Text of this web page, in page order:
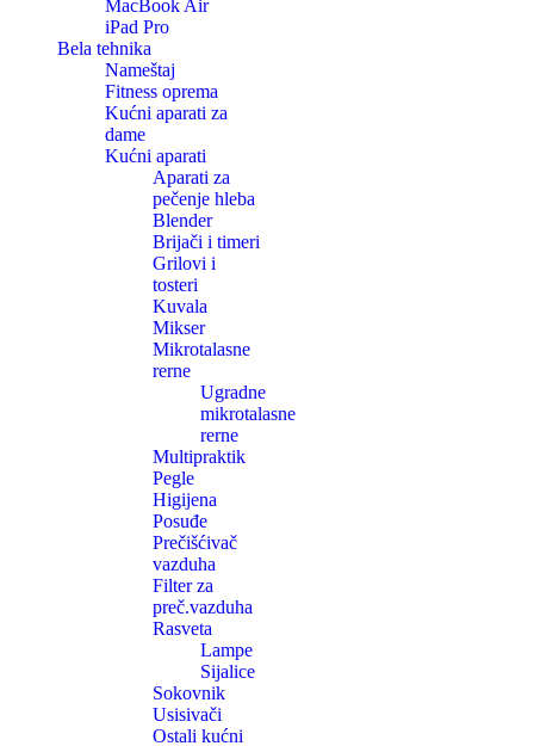
MacBook Air
iPad Pro
Bela tehnika
Nameštaj
Fitness oprema
Kućni aparati za
dame
Kućni aparati
Aparati za
pečenje hleba
Blender
Brijači i timeri
Grilovi i
tosteri
Kuvala
Mikser
Mikrotalasne
rerne
Ugradne
mikrotalasne
rerne
Multipraktik
Pegle
Higijena
Posuđe
Prečišćivač
vazduha
Filter za
preč.vazduha
Rasveta
Lampe
Sijalice
Sokovnik
Usisivači
Ostali kućni